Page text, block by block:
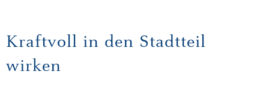
Kraftvoll in den Stadtteil
wirken